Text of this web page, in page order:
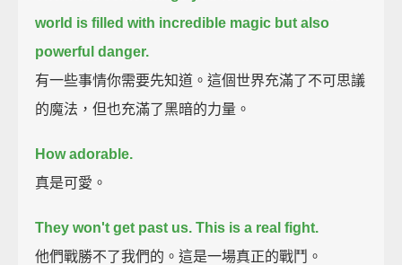
world is filled with incredible magic but also
powerful danger.
有一些事情你需要先知道。這個世界充滿了不可思議
的魔法，但也充滿了黑暗的力量。
How adorable.
真是可愛。
They won't get past us. This is a real fight.
他們戰勝不了我們的。這是一場真正的戰鬥。